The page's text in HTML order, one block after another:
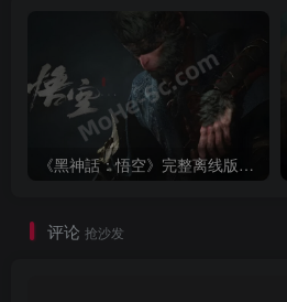
当我跟天命人一起完成了几十
疑即使是发售前最激进的“猴吹派”
有些保守。《黑神话：悟空》是
的动作冒险游戏，没有之一。《黑神話：悟空》完整离线版，不用离线共享，免费畅玩，无需安装，下载即玩 + 全能修改器
评论 抢沙发